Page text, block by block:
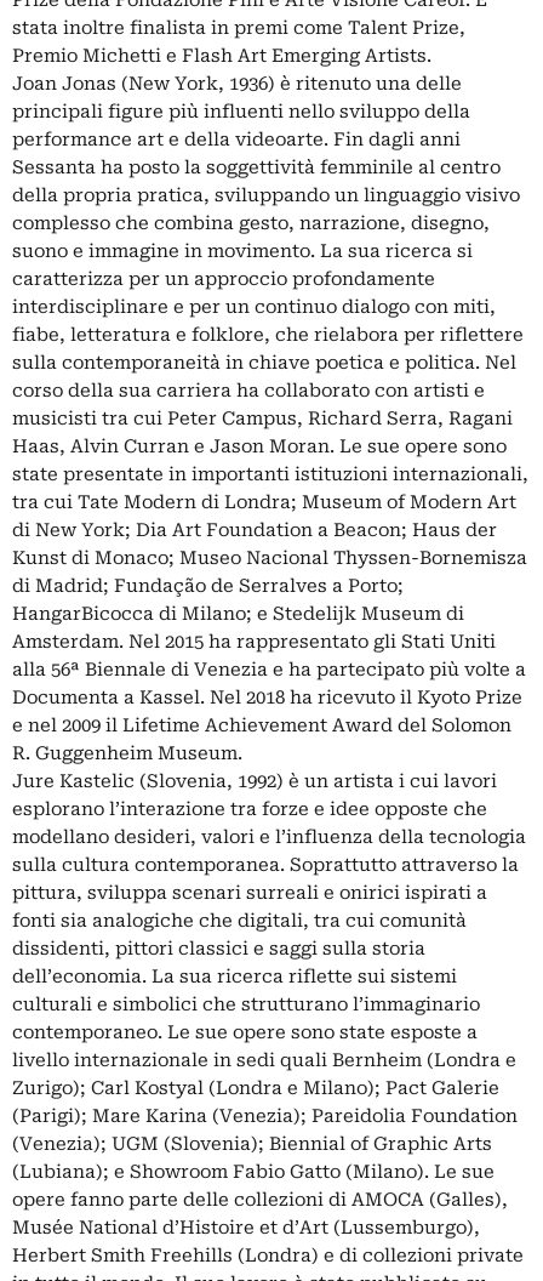
stata inoltre finalista in premi come Talent Prize,
Premio Michetti e Flash Art Emerging Artists.
Joan Jonas (New York, 1936) è ritenuto una delle
principali figure più influenti nello sviluppo della
performance art e della videoarte. Fin dagli anni
Sessanta ha posto la soggettività femminile al centro
della propria pratica, sviluppando un linguaggio visivo
complesso che combina gesto, narrazione, disegno,
suono e immagine in movimento. La sua ricerca si
caratterizza per un approccio profondamente
interdisciplinare e per un continuo dialogo con miti,
fiabe, letteratura e folklore, che rielabora per riflettere
sulla contemporaneità in chiave poetica e politica. Nel
corso della sua carriera ha collaborato con artisti e
musicisti tra cui Peter Campus, Richard Serra, Ragani
Haas, Alvin Curran e Jason Moran. Le sue opere sono
state presentate in importanti istituzioni internazionali,
tra cui Tate Modern di Londra; Museum of Modern Art
di New York; Dia Art Foundation a Beacon; Haus der
Kunst di Monaco; Museo Nacional Thyssen-Bornemisza
di Madrid; Fundação de Serralves a Porto;
HangarBicocca di Milano; e Stedelijk Museum di
Amsterdam. Nel 2015 ha rappresentato gli Stati Uniti
alla 56ª Biennale di Venezia e ha partecipato più volte a
Documenta a Kassel. Nel 2018 ha ricevuto il Kyoto Prize
e nel 2009 il Lifetime Achievement Award del Solomon
R. Guggenheim Museum.
Jure Kastelic (Slovenia, 1992) è un artista i cui lavori
esplorano l’interazione tra forze e idee opposte che
modellano desideri, valori e l’influenza della tecnologia
sulla cultura contemporanea. Soprattutto attraverso la
pittura, sviluppa scenari surreali e onirici ispirati a
fonti sia analogiche che digitali, tra cui comunità
dissidenti, pittori classici e saggi sulla storia
dell’economia. La sua ricerca riflette sui sistemi
culturali e simbolici che strutturano l’immaginario
contemporaneo. Le sue opere sono state esposte a
livello internazionale in sedi quali Bernheim (Londra e
Zurigo); Carl Kostyal (Londra e Milano); Pact Galerie
(Parigi); Mare Karina (Venezia); Pareidolia Foundation
(Venezia); UGM (Slovenia); Biennial of Graphic Arts
(Lubiana); e Showroom Fabio Gatto (Milano). Le sue
opere fanno parte delle collezioni di AMOCA (Galles),
Musée National d’Histoire et d’Art (Lussemburgo),
Herbert Smith Freehills (Londra) e di collezioni private